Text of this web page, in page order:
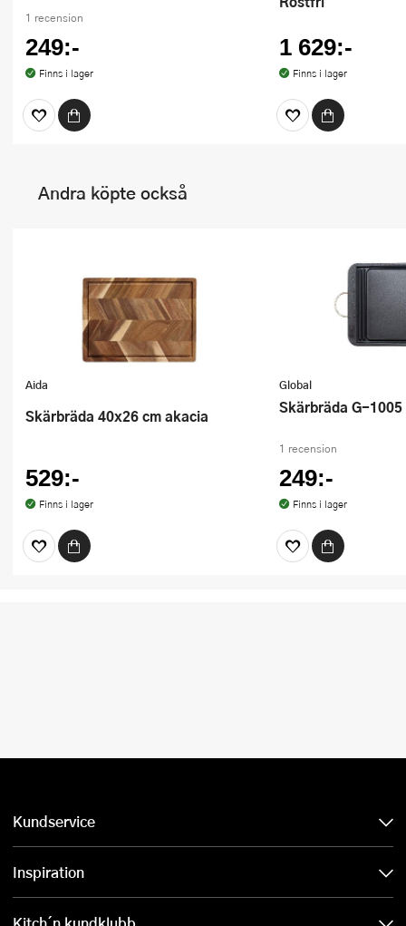
1 recension
249:-
Finns i lager
1 629:-
Finns i lager
Andra köpte också
Aida
Skärbräda 40x26 cm akacia
529:-
Finns i lager
Global
Skärbräda G-
1 recension
249:-
Finns i lager
Kundservice
Inspiration